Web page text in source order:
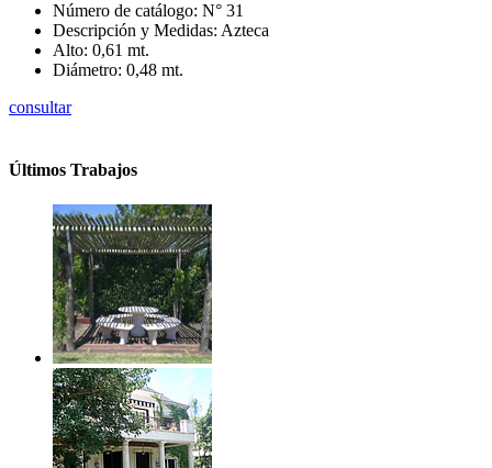
Número de catálogo: N° 31
Descripción y Medidas: Azteca
Alto: 0,61 mt.
Diámetro: 0,48 mt.
consultar
Últimos Trabajos